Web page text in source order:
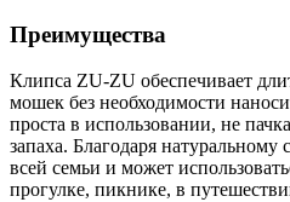
Преимущества
Клипса ZU-ZU обеспечивает
мошек без необходимости
проста в использовании, не
запаха. Благодаря натуральному
всей семьи и может
прогулке, пикнике, в